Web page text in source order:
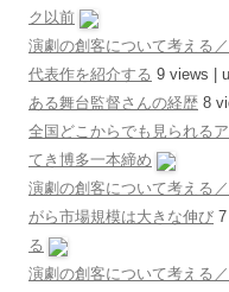
ク以前
演劇の創客について考える
代表作を紹介する 9 views
ある舞台監督さんの経歴 8
全国どこからでも見られる
てき博多一本締め
演劇の創客について考える
がら市場規模は大きな伸び
る
演劇の創客について考える